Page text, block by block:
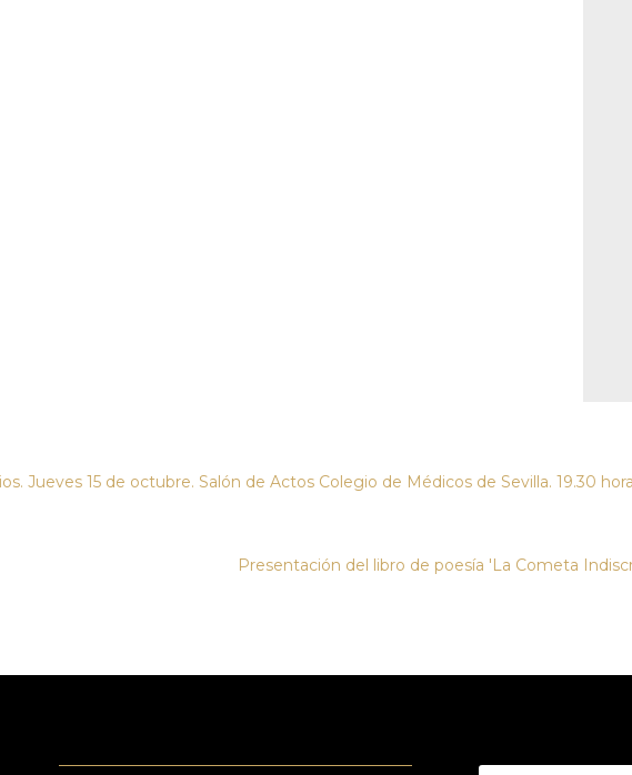
Jueves 15 de octubre. Salón de Actos Colegio de Médicos de Sevilla. 19.30
Presentación del libro de poesía 'La Cometa